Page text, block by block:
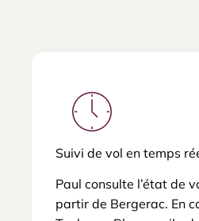
Suivi de vol en temps
Paul consulte l’état de
partir de Bergerac. En